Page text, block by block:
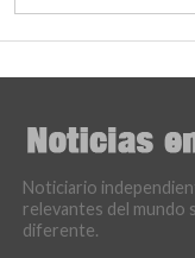
Noticiario
relevantes del mundo
diferente.